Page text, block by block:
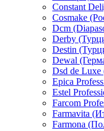
Constant
Cosmake
Dcm
Derby
Destin
Dewal
Dsd de
Epica
Estel
Farcom
Farmavita
Farmona